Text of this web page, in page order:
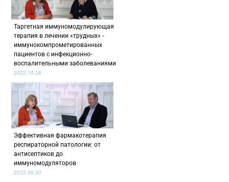
Таргетная иммуномодулирующая
терапия в лечении «трудных» -
иммунокомпрометированных
пациентов с инфекционно-
воспалительными заболеваниями
2022.10.28
Эффективная фармакотерапия
респираторной патологии: от
антисептиков до
иммуномодуляторов
2022.06.30